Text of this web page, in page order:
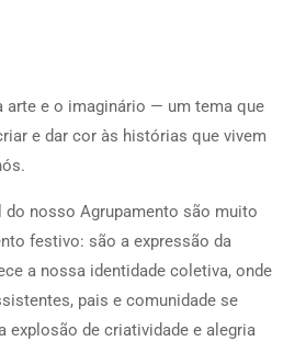
arte e o imaginário — um tema que
e dar cor às histórias que vivem
do nosso Agrupamento são muito
festivo: são a expressão da
a nossa identidade coletiva, onde
pais e comunidade se
explosão de criatividade e alegria